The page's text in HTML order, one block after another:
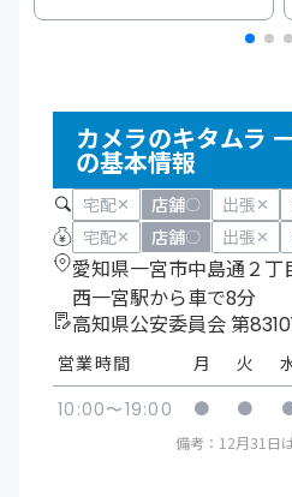
カメラのキタムラ
の基本情報
宅配✕ 店舗〇 出張✕
宅配✕ 店舗〇 出張✕
愛知県一宮市中島通２丁
西一宮駅から車で8分
高知県公安委員会 第
営業時間
10:00〜19:00
月
●
火
●
備考：12月31日